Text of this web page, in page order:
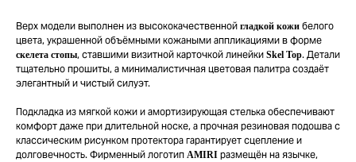
Верх модели выполнен из высококачественной гладкой кожи белого
цвета, украшенной объёмными кожаными аппликациями в форме
скелета стопы, ставшими визитной карточкой линейки Skel Top. Детали
тщательно прошиты, а минималистичная цветовая палитра создаёт
элегантный и чистый силуэт.
Подкладка из мягкой кожи и амортизирующая стелька обеспечивают
комфорт даже при длительной носке, а прочная резиновая подошва с
классическим рисунком протектора гарантирует сцепление и
долговечность. Фирменный логотип AMIRI размещён на язычке,